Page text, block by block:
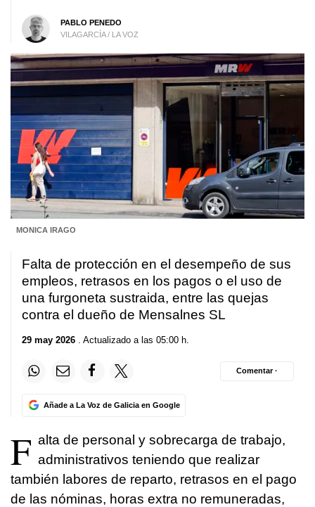
PABLO PENEDO
VILAGARCÍA / LA VOZ
MONICA IRAGO
Falta de protección en el desempeño de sus
empleos, retrasos en los pagos o el uso de
una furgoneta sustraida, entre las quejas
contra el dueño de Mensalnes SL
29 may 2026 . Actualizado a las 05:00 h.
Añade a La Voz de Galicia en Google
Comentar ·
F alta de personal y sobrecarga de trabajo,
administrativos teniendo que realizar
también labores de reparto, retrasos en el pago
de las nóminas, horas extra no remuneradas,